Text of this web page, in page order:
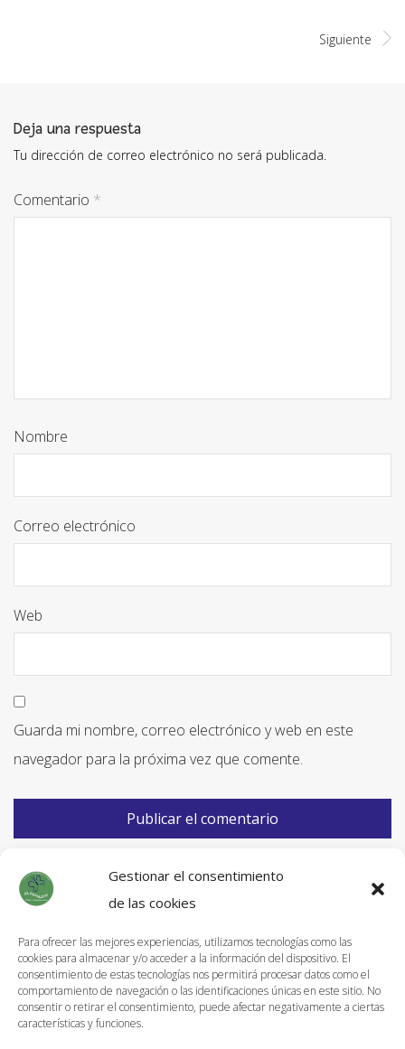
Gestionar el consentimiento
de las cookies
Para ofrecer las mejores experiencias, utilizamos tecnologías como las
cookies para almacenar y/o acceder a la información del dispositivo. El
consentimiento de estas tecnologías nos permitirá procesar datos como el
comportamiento de navegación o las identificaciones únicas en este sitio. No
consentir o retirar el consentimiento, puede afectar negativamente a ciertas
características y funciones.
Siguiente
Deja una respuesta
Tu dirección de correo electrónico no será publicada.
Comentario *
Nombre
Correo electrónico
Web
Guarda mi nombre, correo electrónico y web en este
navegador para la próxima vez que comente.
Información de Envíos
Política de devoluciones